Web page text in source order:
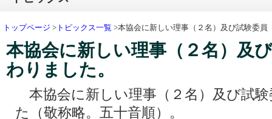
トップページ > トピックス一覧 >本協会に新しい理事（２名）及び試験委員
本協会に新しい理事（２名）及
わりました。
本協会に新しい理事（２名）及び試
た（敬称略。五十音順）。